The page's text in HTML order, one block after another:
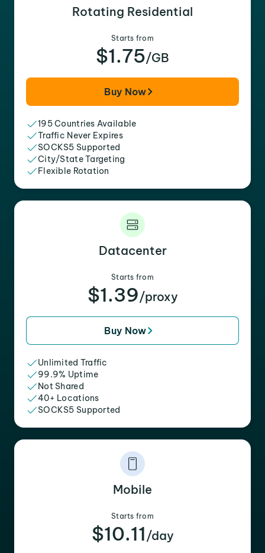
Rotating Residential
Starts from
$1.75/GB
Buy Now
195 Countries Available
Traffic Never Expires
SOCKS5 Supported
City/State Targeting
Flexible Rotation
Datacenter
Starts from
$1.39/proxy
Buy Now
Unlimited Traffic
99.9% Uptime
Not Shared
40+ Locations
SOCKS5 Supported
Mobile
Starts from
$10.11 /day